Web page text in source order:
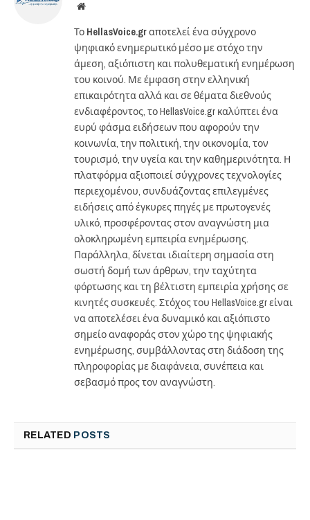
Website
Το HellasVoice.grαποτελεί ένα σύγχρονο
ψηφιακό ενημερωτικό μέσο με στόχο την
άμεση, αξιόπιστη και πολυθεματική ενημέρωση
του κοινού. Με έμφαση στην ελληνική
επικαιρότητα αλλά και σε θέματα διεθνούς
ενδιαφέροντος, το HellasVoice.gr καλύπτει ένα
ευρύ φάσμα ειδήσεων που αφορούν την
κοινωνία, την πολιτική, την οικονομία, τον
τουρισμό, την υγεία και την καθημερινότητα. Η
πλατφόρμα αξιοποιεί σύγχρονες τεχνολογίες
περιεχομένου, συνδυάζοντας επιλεγμένες
ειδήσεις από έγκυρες πηγές με πρωτογενές
υλικό, προσφέροντας στον αναγνώστη μια
ολοκληρωμένη εμπειρία ενημέρωσης.
Παράλληλα, δίνεται ιδιαίτερη σημασία στη
σωστή δομή των άρθρων, την ταχύτητα
φόρτωσης και τη βέλτιστη εμπειρία χρήσης σε
κινητές συσκευές. Στόχος του HellasVoice.gr είναι
να αποτελέσει ένα δυναμικό και αξιόπιστο
σημείο αναφοράς στον χώρο της ψηφιακής
ενημέρωσης, συμβάλλοντας στη διάδοση της
πληροφορίας με διαφάνεια, συνέπεια και
σεβασμό προς τον αναγνώστη.
RELATED POSTS